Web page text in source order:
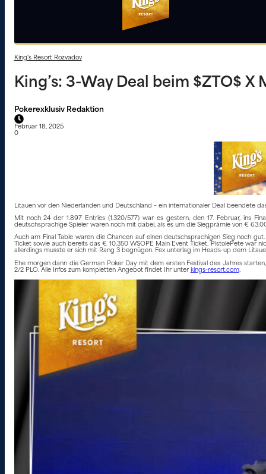
King's Resort Rozvadov
King’s: 3-Way Deal beim $ZTO$ X
Pokerexklusiv Redaktion
Februar 18, 2025
0
Litauen vor den Niederlanden und Deutschland – ein internationaler Deal beendete
Mit noch 24 der 1.897 Entries (1.320/577) war es gestern, den 17. Februar, ins
deutschsprachige Spieler waren noch mit dabei, als es um die Siegprämie von €
Auch am Final Table waren die Chancen auf einen deutschsprachigen Sieg noch
Ticket sowie auch bereits das € 10.350 WSOPE Main Event Ticket. PistolePete war
allerdings musste er sich mit Rang 3 begnügen. Fex unterlag im Heads-up dem
Ehe morgen dann die German Poker Day mit dem ersten Festival des Jahres
2/2 PLO. Alle Infos zum kompletten Angebot findet Ihr unter kings-resort.com.